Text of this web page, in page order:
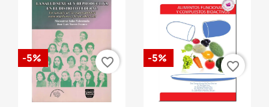
-5% favorite_border -5%
favorite_border